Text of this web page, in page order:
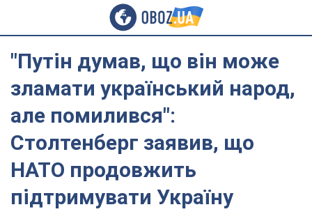
"Путін думав, що він може
зламати український народ,
але помилився":
Столтенберг заявив, що
НАТО продовжить
підтримувати Україну